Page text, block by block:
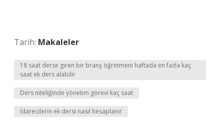
Tarih: Makaleler
18 saat derse giren bir branş öğretmeni haftada en fazla kaç
saat ek ders alabilir
Ders niteliğinde yönetim görevi kaç saat
İdarecilerin ek dersi nasıl hesaplanır